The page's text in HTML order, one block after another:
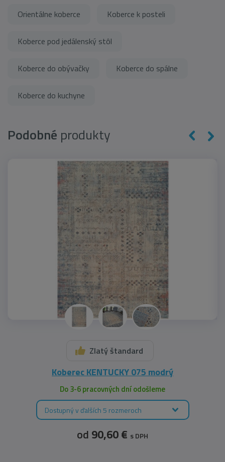
Orientálne koberce Koberce k posteli
Koberce pod jedálenský stôl
Koberce do obývačky Koberce do spálne
Koberce do kuchyne
Podobné produkty
Zlatý štandard
Koberec KENTUCKY 075 modrý
Do 3-6 pracovných dní odošleme
Dostupný v ďalších 5 rozmeroch
od 90,60 € s DPH